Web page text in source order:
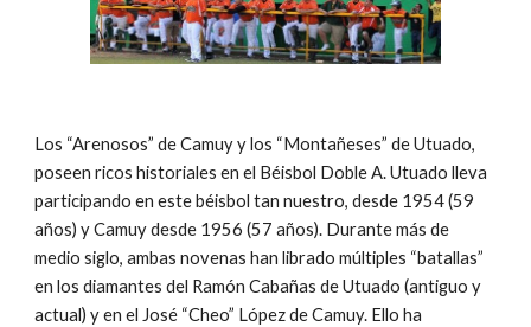
Los “Arenosos” de Camuy y los “Montañeses” de Utuado,
poseen ricos historiales en el Béisbol Doble A. Utuado lleva
participando en este béisbol tan nuestro, desde 1954 (59
años) y Camuy desde 1956 (57 años). Durante más de
medio siglo, ambas novenas han librado múltiples “batallas”
en los diamantes del Ramón Cabañas de Utuado (antiguo y
actual) y en el José “Cheo” López de Camuy. Ello ha